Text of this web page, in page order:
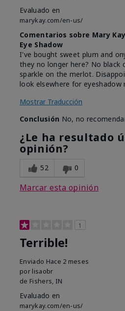
Evaluado en
marykay.com/en-us/
Comentarios sobre Mary
Eye Shadow
I've bought sweet plum and
they no longer here? No black
sparkle on the merlot.
look elsewhere for eyeshadow
Mostrar Traducción
Conclusión No, no
¿Le ha resultado
opinión?
52 0
Marcar esta opinión
1
Terrible!
Enviado Hace 2 meses
por lisaobr
de Fishers, IN
Evaluado en
marykay.com/en-us/